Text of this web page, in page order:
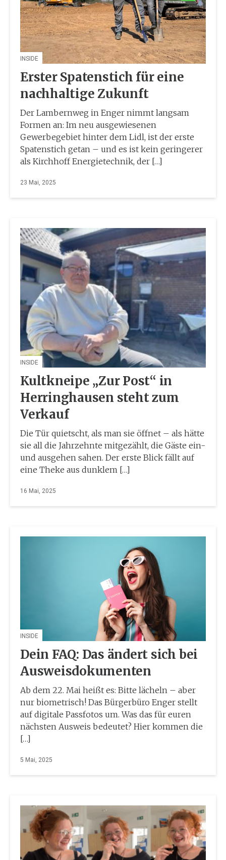
INSIDE
Erster Spatenstich für eine
nachhaltige Zukunft
Der Lambernweg in Enger nimmt langsam
Formen an: Im neu ausgewiesenen
Gewerbegebiet hinter dem Lidl, ist der erste
Spatenstich getan – und es ist kein geringerer
als Kirchhoff Energietechnik, der […]
23 Mai, 2025
INSIDE
Kultkneipe „Zur Post“ in
Herringhausen steht zum
Verkauf
Die Tür quietscht, als man sie öffnet – als hätte
sie all die Jahrzehnte mitgezählt, die Gäste ein-
und ausgehen sahen. Der erste Blick fällt auf
eine Theke aus dunklem […]
16 Mai, 2025
INSIDE
Dein FAQ: Das ändert sich bei
Ausweisdokumenten
Ab dem 22. Mai heißt es: Bitte lächeln – aber
nur biometrisch! Das Bürgerbüro Enger stellt
auf digitale Passfotos um. Was das für euren
nächsten Ausweis bedeutet? Hier kommen die
[…]
5 Mai, 2025